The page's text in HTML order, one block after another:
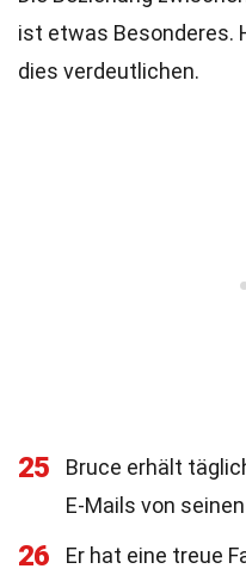
ist etwas Besonderes.
dies verdeutlichen.
25
Bruce erhält
E-Mails von
26
Er hat eine treue